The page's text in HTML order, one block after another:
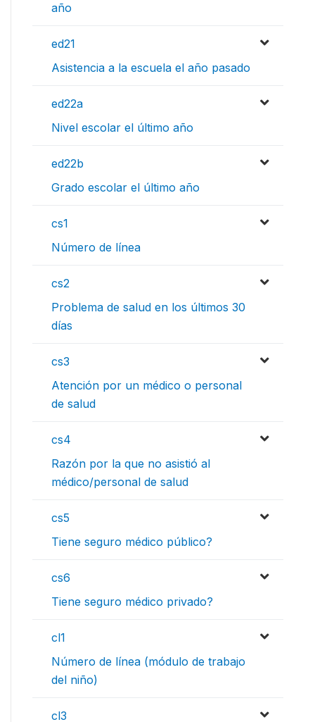
año
ed21
Asistencia a la escuela el año pasado
ed22a
Nivel escolar el último año
ed22b
Grado escolar el último año
cs1
Número de línea
cs2
Problema de salud en los últimos 30
días
cs3
Atención por un médico o personal
de salud
cs4
Razón por la que no asistió al
médico/personal de salud
cs5
Tiene seguro médico público?
cs6
Tiene seguro médico privado?
cl1
Número de línea (módulo de trabajo
del niño)
cl3